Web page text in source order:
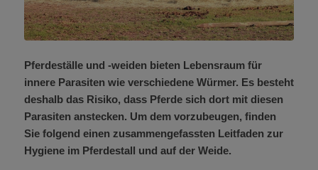
Pferdeställe und -weiden bieten Lebensraum für
innere Parasiten wie verschiedene Würmer. Es besteht
deshalb das Risiko, dass Pferde sich dort mit diesen
Parasiten anstecken. Um dem vorzubeugen, finden
Sie folgend einen zusammengefassten Leitfaden zur
Hygiene im Pferdestall und auf der Weide.